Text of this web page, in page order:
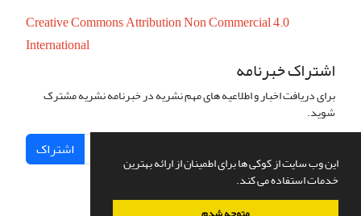
این وب سایت از کوکی ها برای اطمینان از ارائه بهترین
خدمات استفاده می کند.
Creative Commons Attribution Non Commercial 4.0
International
اشتراک خبرنامه
برای دریافت اخبار و اطلاعیه های مهم نشریه در خبرنامه نشریه مشترک
شوید.
اشتراک